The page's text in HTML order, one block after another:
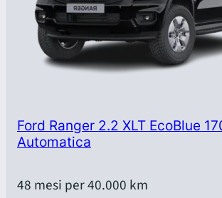
Ford Ranger 2.2 XLT EcoBlue
Automatica
48 mesi per 40.000 km